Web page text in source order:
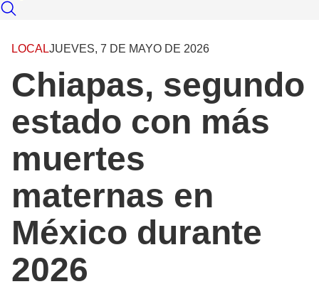
LOCALJUEVES, 7 DE MAYO DE 2026
Chiapas, segundo
estado con más
muertes
maternas en
México durante
2026